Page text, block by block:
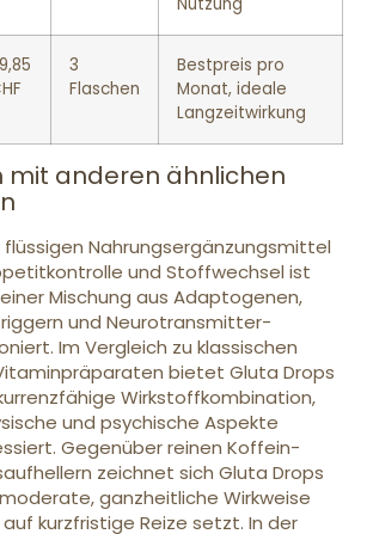
3
Flaschen
Bestpreis pro
Monat, ideale
Langzeitwirkung
mit anderen ähnlichen
Nahrungsergänzungsmittel
und Stoffwechsel ist
Mischung aus Adaptogenen,
und Neurotransmitter-
Im Vergleich zu klassischen
bietet Gluta Drops
Wirkstoffkombination,
und psychische Aspekte
Gegenüber reinen Koffein-
zeichnet sich Gluta Drops
ganzheitliche Wirkweise
kurzfristige Reize setzt. In der